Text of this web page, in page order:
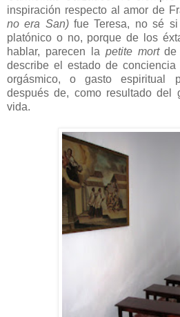
inspiración respecto al amor de
no era San)fue Teresa, no sé
platónico o no, porque de los
hablar, parecen la petite mortde
describe el estado de conciencia
orgásmico, o gasto espiritual
después de, como resultado del
vida.